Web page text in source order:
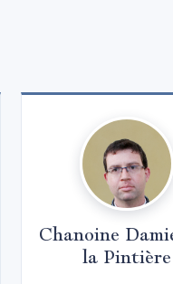
Chanoine
la Pintière